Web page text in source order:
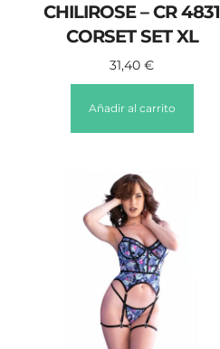
CHILIROSE – CR 4831
CORSET SET XL
31,40€
Añadir al carrito